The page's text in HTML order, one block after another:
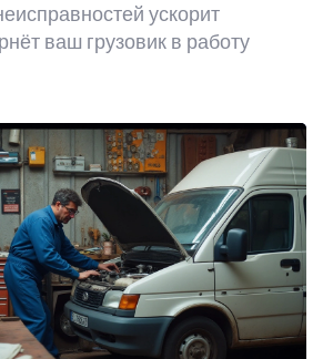
ускорит
ваш грузовик в работу